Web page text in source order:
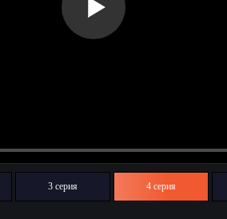
3 серия 4 серия